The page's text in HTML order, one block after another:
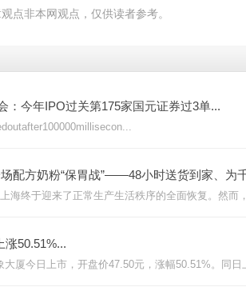
点非本网观点，仅供读者参考。
：今年IPO过关第175家国元证券过3单...
场配方奶粉“保胃战”——48小时送货到家、为
海终于迎来了正常生产生活秩序的全面恢复。然而
涨50.51%...
大厦今日上市，开盘价47.50元，涨幅50.51%。同日